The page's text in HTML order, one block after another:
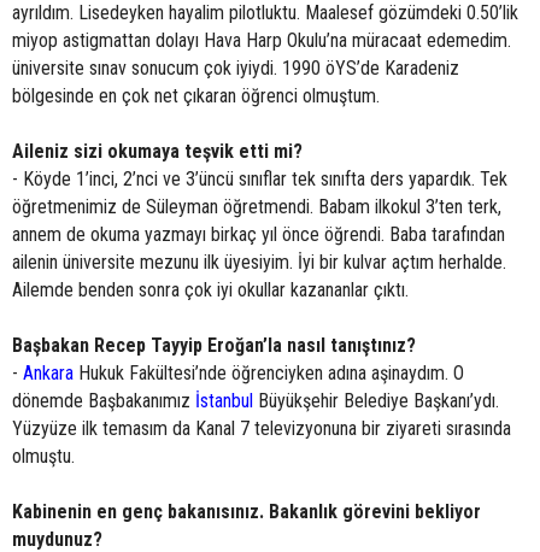
ayrıldım. Lisedeyken hayalim pilotluktu. Maalesef gözümdeki 0.50’lik
miyop astigmattan dolayı Hava Harp Okulu’na müracaat edemedim.
üniversite sınav sonucum çok iyiydi. 1990 öYS’de Karadeniz
bölgesinde en çok net çıkaran öğrenci olmuştum.
Aileniz sizi okumaya teşvik etti mi?
- Köyde 1’inci, 2’nci ve 3’üncü sınıflar tek sınıfta ders yapardık. Tek
öğretmenimiz de Süleyman öğretmendi. Babam ilkokul 3’ten terk,
annem de okuma yazmayı birkaç yıl önce öğrendi. Baba tarafından
ailenin üniversite mezunu ilk üyesiyim. İyi bir kulvar açtım herhalde.
Ailemde benden sonra çok iyi okullar kazananlar çıktı.
Başbakan Recep Tayyip Eroğan’la nasıl tanıştınız?
- Ankara Hukuk Fakültesi’nde öğrenciyken adına aşinaydım. O
dönemde Başbakanımız İstanbul Büyükşehir Belediye Başkanı’ydı.
Yüzyüze ilk temasım da Kanal 7 televizyonuna bir ziyareti sırasında
olmuştu.
Kabinenin en genç bakanısınız. Bakanlık görevini bekliyor
muydunuz?